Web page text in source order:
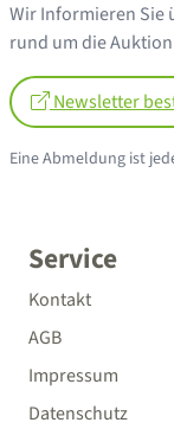
Service
Kontakt
AGB
Impressum
Datenschutz
Wir Informieren Sie
rund um die Auktion
Newsletter
Eine Abmeldung ist